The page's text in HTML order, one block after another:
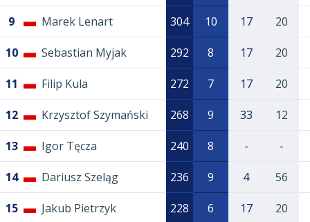
9 Marek Lenart 304 10 17 20
10 Sebastian Myjak 292 8 17 20
11 Filip Kula 272 7 17 20
12 Krzysztof Szymański 268 9 33 12
13 Igor Tęcza 240 8 - -
14 Dariusz Szeląg 236 9 4 56
15 Jakub Pietrzyk 228 6 17 20